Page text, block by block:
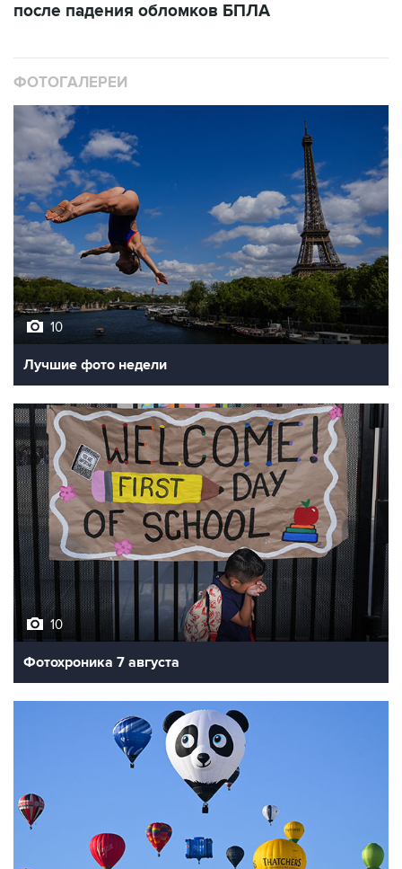
после падения обломков БПЛА
ФОТОГАЛЕРЕИ
10
Лучшие фото недели
10
Фотохроника 7 августа